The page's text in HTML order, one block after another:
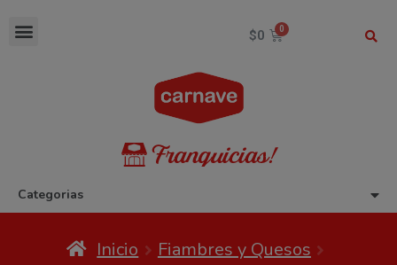
$0
Categorias
Inicio
Fiambres y Quesos